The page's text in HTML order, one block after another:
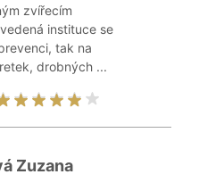
zvířecím
instituce se
tak na
drobných ...
Zuzana